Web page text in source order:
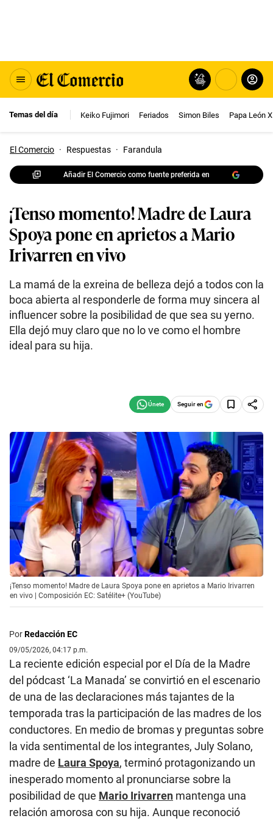
Temas del día Keiko Fujimori Feriados Simon Biles Papa León
El Comercio · Respuestas · Farandula
Añadir El Comercio como fuente preferida en
¡Tenso momento! Madre de Laura
Spoya pone en aprietos a Mario
Irivarren en vivo
La mamá de la exreina de belleza dejó a todos con la
boca abierta al responderle de forma muy sincera al
influencer sobre la posibilidad de que sea su yerno.
Ella dejó muy claro que no lo ve como el hombre
ideal para su hija.
Seguir en
¡Tenso momento! Madre de Laura Spoya pone en aprietos a Mario Irivarren
en vivo | Composición EC: Satélite+ (YouTube)
PorRedacción EC
09/05/2026, 04:17 p.m.
La reciente edición especial por el Día de la Madre
del pódcast ‘La Manada’ se convirtió en el escenario
de una de las declaraciones más tajantes de la
temporada tras la participación de las madres de los
conductores. En medio de bromas y preguntas sobre
la vida sentimental de los integrantes, July Solano,
madre de Laura Spoya, terminó protagonizando un
inesperado momento al pronunciarse sobre la
posibilidad de que Mario Irivarren mantenga una
relación amorosa con su hija. Aunque reconoció